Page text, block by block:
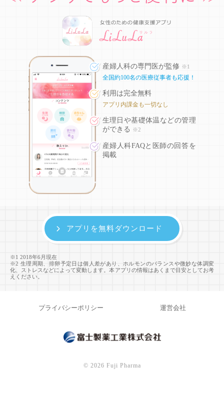
産婦人科の専門医が監修 ※1
全国約100名の医療従事者も応援！
利用は完全無料
アプリ内課金も一切なし
生理日や基礎体温などの管理
ができる
※2
産婦人科FAQと医師の回答を
掲載
※1 2018年6月現在
※2 生理周期、排卵予定日は個人差があり、ホルモンのバランスや微妙な体調変
化、ストレスなどによって変動します。本アプリの情報はあくまで目安としてお考
えください。
アプリを無料ダウンロード
プライバシーポリシー 運営会社
© 2026 Fuji Pharma